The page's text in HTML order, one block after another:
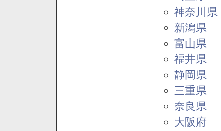
神奈川県
新潟県
富山県
福井県
静岡県
三重県
奈良県
大阪府